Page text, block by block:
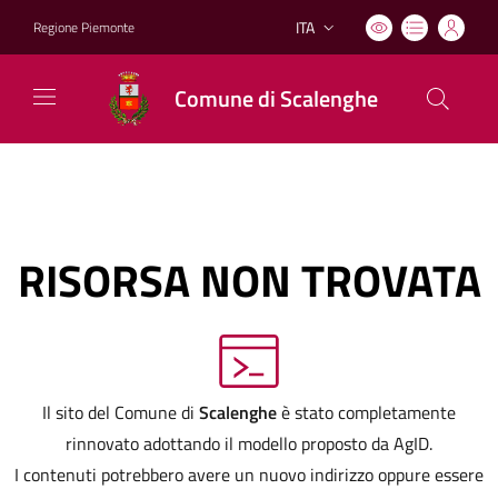
Regione Piemonte Lingua attiva:
ITA
Comune di Scalenghe
RISORSA NON TROVATA
Il sito del Comune di Scalengheè stato completamente
rinnovato adottando il modello proposto da AgID.
I contenuti potrebbero avere un nuovo indirizzo oppure essere